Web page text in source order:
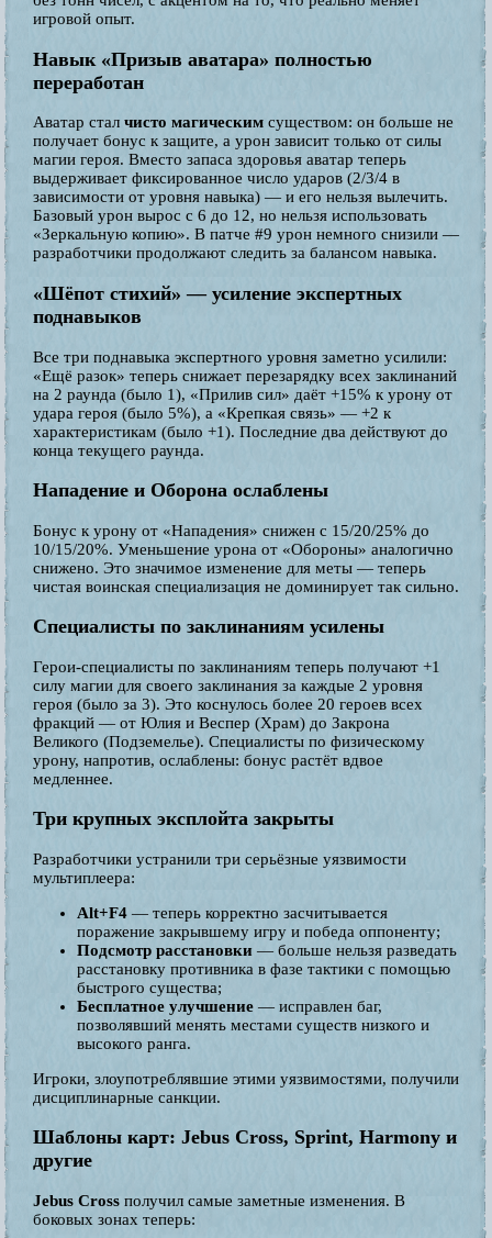
игровой опыт.
Навык «Призыв аватара» полностью
переработан
Аватар стал чисто магическим существом: он больше не
получает бонус к защите, а урон зависит только от силы
магии героя. Вместо запаса здоровья аватар теперь
выдерживает фиксированное число ударов (2/3/4 в
зависимости от уровня навыка) — и его нельзя вылечить.
Базовый урон вырос с 6 до 12, но нельзя использовать
«Зеркальную копию». В патче #9 урон немного снизили —
разработчики продолжают следить за балансом навыка.
«Шёпот стихий» — усиление экспертных
поднавыков
Все три поднавыка экспертного уровня заметно усилили:
«Ещё разок» теперь снижает перезарядку всех заклинаний
на 2 раунда (было 1), «Прилив сил» даёт +15% к урону от
удара героя (было 5%), а «Крепкая связь» — +2 к
характеристикам (было +1). Последние два действуют до
конца текущего раунда.
Нападение и Оборона ослаблены
Бонус к урону от «Нападения» снижен с 15/20/25% до
10/15/20%. Уменьшение урона от «Обороны» аналогично
снижено. Это значимое изменение для меты — теперь
чистая воинская специализация не доминирует так сильно.
Специалисты по заклинаниям усилены
Герои-специалисты по заклинаниям теперь получают +1
силу магии для своего заклинания за каждые 2 уровня
героя (было за 3). Это коснулось более 20 героев всех
фракций — от Юлия и Веспер (Храм) до Закрона
Великого (Подземелье). Специалисты по физическому
урону, напротив, ослаблены: бонус растёт вдвое
медленнее.
Три крупных эксплойта закрыты
Разработчики устранили три серьёзные уязвимости
мультиплеера:
Alt+F4 — теперь корректно засчитывается
поражение закрывшему игру и победа оппоненту;
Подсмотр расстановки — больше нельзя разведать
расстановку противника в фазе тактики с помощью
быстрого существа;
Бесплатное улучшение — исправлен баг,
позволявший менять местами существ низкого и
высокого ранга.
Игроки, злоупотреблявшие этими уязвимостями, получили
дисциплинарные санкции.
Шаблоны карт: Jebus Cross, Sprint, Harmony и
другие
Jebus Cross получил самые заметные изменения. В
боковых зонах теперь: